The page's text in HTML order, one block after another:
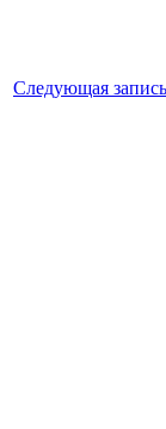
Следующая